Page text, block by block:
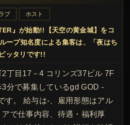
ブ ホスト
』が始動!!【天空の黄金城】をコ
ープ知名度による集客は、「夜はち
ッタリです!!
丁目17－4 コリンズ37ビル 7F
3分で募集しているgd GOD -
す。 給与は-、雇用形態はアル
で仕事内容、待遇・福利厚